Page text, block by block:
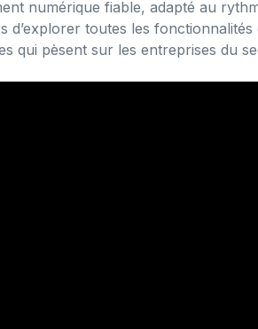
numérique fiable, adapté au
d’explorer toutes les fonctionnalités
qui pèsent sur les entreprises du